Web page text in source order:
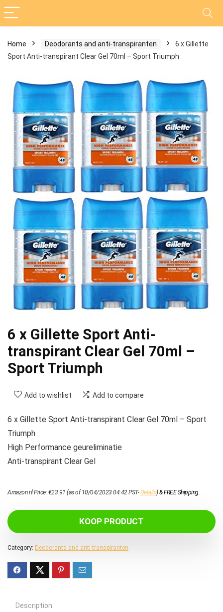
Home Deodorants and anti-transpiranten
6 x Gillette
Sport Anti-transpirant Clear Gel 70ml – Sport Triumph
6 x Gillette Sport Anti-
transpirant Clear Gel 70ml –
Sport Triumph
Add to wishlist Add to compare
6 x Gillette Sport Anti-transpirant Clear Gel 70ml – Sport
Triumph
High Performance geureliminatie
Anti-transpirant Clear Gel
Amazon.nl Price:€23.91 (as of 10/04/2023 04:42 PST-Details)&FREE Shipping.
KOOP PRODUCT
Category: Deodorants and anti-transpiranten
Description